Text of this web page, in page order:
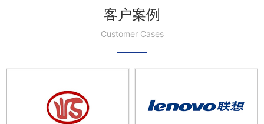
客户案例
Customer Cases